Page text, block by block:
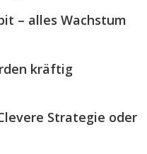
– alles Wachstum
kräftig
Strategie oder